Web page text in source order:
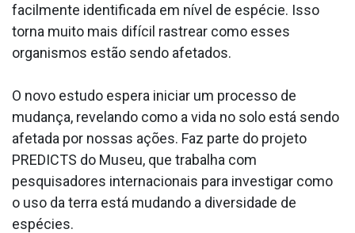
facilmente identificada em nível de espécie. Isso
torna muito mais difícil rastrear como esses
organismos estão sendo afetados.
O novo estudo espera iniciar um processo de
mudança, revelando como a vida no solo está sendo
afetada por nossas ações. Faz parte do projeto
PREDICTS do Museu, que trabalha com
pesquisadores internacionais para investigar como
o uso da terra está mudando a diversidade de
espécies.